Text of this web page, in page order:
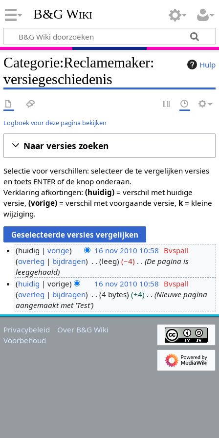
B&G Wiki
Hulp
Categorie:Reclamemaker:
versiegeschiedenis
Logboek voor deze pagina bekijken
Naar versies zoeken
Selectie voor verschillen: selecteer de te vergelijken versies
en toets ENTER of de knop onderaan.
Verklaring afkortingen: (huidig)= verschil met huidige
versie, (vorige)= verschil met voorgaande versie, k= kleine
wijziging.
n
2
0
1
huidig vorige 16 nov 2010 10:58 Bvspall
overleg
bijdragen leeg −4
De pagina is
leeggehaald
huidig
vorige 16 nov 2010 10:58 Bvspall
overleg
bijdragen 4 bytes +4
Nieuwe pagina
aangemaakt met 'Test'
Privacybeleid
Over B&G Wiki
Voorbehoud